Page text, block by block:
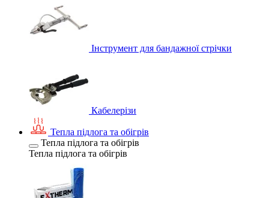
Інструмент для бандажної стрічки
Кабелерізи
Тепла підлога та обігрів
Тепла підлога та обігрів
Тепла підлога та обігрів